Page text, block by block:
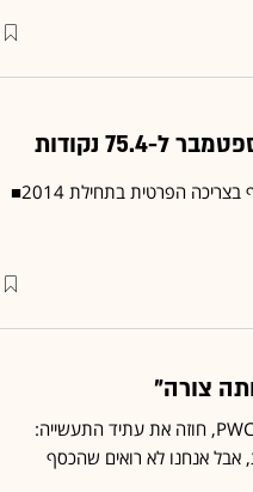
נקודות
הפרטית בתחילת 2014■
צורה"
מרסל פנז, ראש מגזר הבידור והמדיה הגלובלי של פירמת הייעוץ PWC, חוזה את עתיד התעשייה:
השוק שלה ב-5 השנים הבאות, אבל אנחנו לא רואים שהכסף